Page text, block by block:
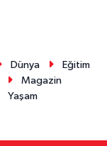
Dünya
Eğitim
Magazin
Yaşam